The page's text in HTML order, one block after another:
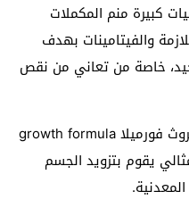
كبيرة منم المكملات
والفيتامينات بهدف
خاصة من تعاني من نقص
ولهذا يقوم الأطباء بوصف دواء جروث فورميلا growth formula
يقوم بتزويد الجسم